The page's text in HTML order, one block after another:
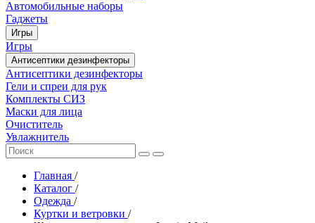
Автомобильные наборы
Гаджеты
Игры
Игры
Антисептики дезинфекторы
Антисептики дезинфекторы
Гели и спреи для рук
Комплекты СИЗ
Маски для лица
Очиститель
Увлажнитель
Главная /
Каталог /
Одежда /
Куртки и ветровки /